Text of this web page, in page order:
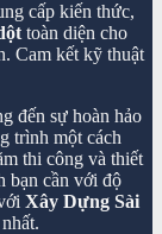
cấp kiến thức,
toàn diện cho
Cam kết kỹ thuật
đến sự hoàn hảo
trình một cách
thi công và thiết
bạn cần với độ
Xây Dựng Sài